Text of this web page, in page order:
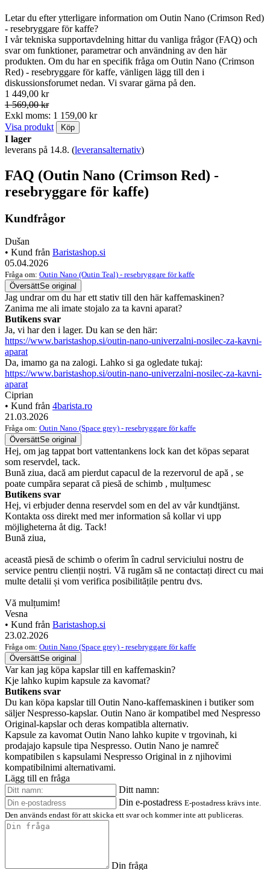
Letar du efter ytterligare information om Outin Nano (Crimson Red)
- resebryggare för kaffe?
I vår tekniska supportavdelning hittar du vanliga frågor (FAQ) och
svar om funktioner, parametrar och användning av den här
produkten. Om du har en specifik fråga om Outin Nano (Crimson
Red) - resebryggare för kaffe, vänligen lägg till den i
diskussionsforumet nedan. Vi svarar gärna på den.
1 449,00 kr
1 569,00 kr
Exkl moms: 1 159,00 kr
Visa produkt
Köp
I lager
leverans på 14.8. (leveransalternativ)
FAQ (Outin Nano (Crimson Red) -
resebryggare för kaffe)
Kundfrågor
Dušan
• Kund från Baristashop.si
05.04.2026
Fråga om: Outin Nano (Outin Teal) - resebryggare för kaffe
ÖversättSe original
Jag undrar om du har ett stativ till den här kaffemaskinen?
Zanima me ali imate stojalo za ta kavni aparat?
Butikens svar
Ja, vi har den i lager. Du kan se den här:
https://www.baristashop.si/outin-nano-univerzalni-nosilec-za-kavni-
aparat
Da, imamo ga na zalogi. Lahko si ga ogledate tukaj:
https://www.baristashop.si/outin-nano-univerzalni-nosilec-za-kavni-
aparat
Ciprian
• Kund från 4barista.ro
21.03.2026
Fråga om: Outin Nano (Space grey) - resebryggare för kaffe
ÖversättSe original
Hej, om jag tappat bort vattentankens lock kan det köpas separat
som reservdel, tack.
Bună ziua, dacă am pierdut capacul de la rezervorul de apă , se
poate cumpăra separat că piesă de schimb , mulțumesc
Butikens svar
Hej, vi erbjuder denna reservdel som en del av vår kundtjänst.
Kontakta oss direkt med mer information så kollar vi upp
möjligheterna åt dig. Tack!
Bună ziua,
această piesă de schimb o oferim în cadrul serviciului nostru de
service pentru clienții noștri. Vă rugăm să ne contactați direct cu mai
multe detalii și vom verifica posibilitățile pentru dvs.
Vă mulțumim!
Vesna
• Kund från Baristashop.si
23.02.2026
Fråga om: Outin Nano (Space grey) - resebryggare för kaffe
ÖversättSe original
Var kan jag köpa kapslar till en kaffemaskin?
Kje lahko kupim kapsule za kavomat?
Butikens svar
Du kan köpa kapslar till Outin Nano-kaffemaskinen i butiker som
säljer Nespresso-kapslar. Outin Nano är kompatibel med Nespresso
Original-kapslar och deras kompatibla alternativ.
Kapsule za kavomat Outin Nano lahko kupite v trgovinah, ki
prodajajo kapsule tipa Nespresso. Outin Nano je namreč
kompatibilen s kapsulami Nespresso Original in z njihovimi
kompatibilnimi alternativami.
Lägg till en fråga
Ditt namn:
Din e-postadress E-postadress krävs inte.
Den används endast för att skicka ett svar och kommer inte att publiceras.
Din fråga